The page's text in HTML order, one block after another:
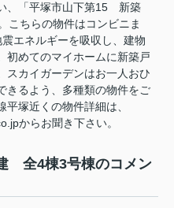
、「平塚市山下第15 新築
ちらの物件はコンビニま
エネルギーを吸収し、建物
初めてのマイホームに新築戸
スカイガーデンはお一人おひ
きるよう、多種類の物件をご
塚近くの物件詳細は、
からお聞き下さい。
全4棟3号棟のコメン